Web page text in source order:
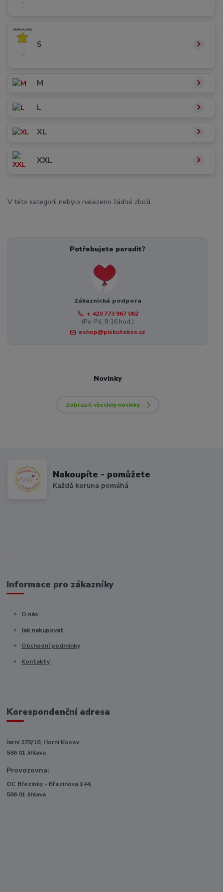
S
M
L
XL
XXL
V této kategorii nebylo nalezeno žádné zboží.
Potřebujete poradit?
Zákaznická podpora
+ 420 773 967 062
(Po-Pá, 8-16 hod.)
eshop@piskutekzs.cz
Novinky
Zobrazit všechny novinky
Nakoupíte - pomůžete
Každá koruna pomáhá
Informace pro zákazníky
O nás
Jak nakupovat
Obchodní podmínky
Kontakty
Korespondenční adresa
Jarní 378/18, Horní Kosov
586 01 Jihlava
Provozovna:
OC Březinky - Březinova 144,
586 01 Jihlava